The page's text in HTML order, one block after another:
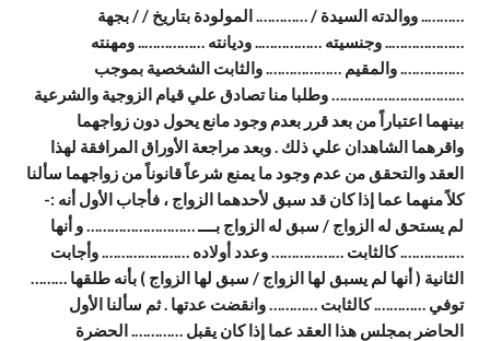
……….. ووالدته السيدة / …………. المولودة بتاريخ / / بجهة
……………….. وجنسيته …………….. وديانته …………….. ومهنته
……………. والمقيم ………………. والثابت الشخصية بموجب
…………………………… وطلبا منا تصادق علي قيام الزوجية والشرعية
بينهما اعتباراً من بعد قرر بعدم وجود مانع يحول دون زواجهما
واقرهما الشاهدان علي ذلك . وبعد مراجعة الأوراق المرافقة لهذا
العقد والتحقق من عدم وجود ما يمنع شرعاً قانوناً من زواجهما سألنا
كلاً منهما عما إذا كان قد سبق لأحدهما الزواج ، فأجاب الأول أنه :-
لم يستحق له الزواج / سبق له الزواج بــــ ……………………… و أنها
……………. كالثابت ……………… وعدد أولاده …………………. وأجابت
الثانية ( أنها لم يسبق لها الزواج / سبق لها الزواج ) بأنه طلقها ………
توفي …………. كالثابت ………… وانقضت عدتها . ثم سألنا الأول
الحاضر بمجلس هذا العقد عما إذا كان يقبل …………. الحضرة